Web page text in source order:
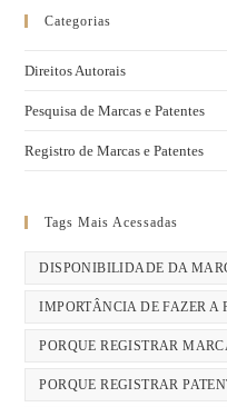
Categorias
Direitos Autorais
Pesquisa de Marcas e Patentes
Registro de Marcas e Patentes
Tags Mais Acessadas
DISPONIBILIDADE DA
IMPORTÂNCIA DE FAZER A
PORQUE REGISTRAR
PORQUE REGISTRAR